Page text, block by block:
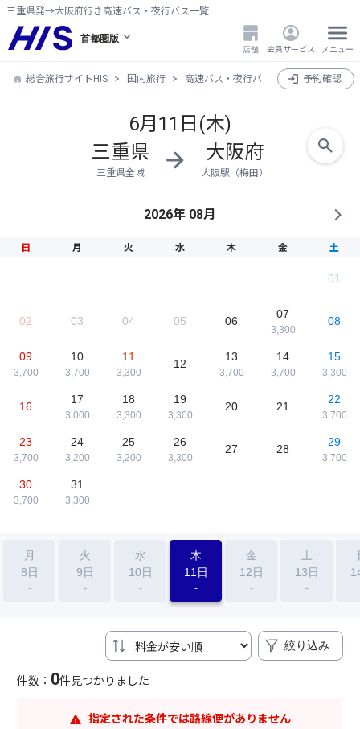
三重県発→大阪府行き高速バス・夜行バス一覧
首都圏版
店舗 会員サービス メニュー
総合旅行サイトHIS 国内旅行 高速バス・夜行バス 三重県発→大阪
予約確認
6月11日(木)
三重県
三重県全域
大阪府
大阪駅（梅田）
2026年 08月
日 月 火 水 木 金 土
01
02 03 04 05 06
07
3,300
08
09
3,700
10
3,700
11
3,300
12
13
3,700
14
3,700
15
3,300
16
17
3,000
18
3,300
19
3,300
20 21
22
3,700
23
3,700
24
3,200
25
3,200
26
3,300
27 28
29
3,700
30
3,700
31
3,300
8日
月
-
9日
火
-
10日
水
-
11日
木
-
12日
金
-
13日
土
-
絞り込み
件数： 0件見つかりました
指定された条件では路線便がありません